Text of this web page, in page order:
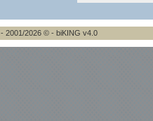
- 2001/2026 © - biKING v4.0